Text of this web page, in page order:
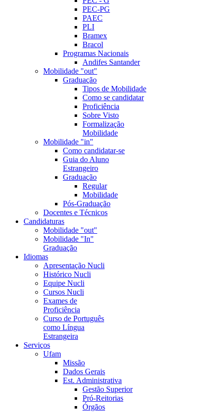
PEC-PG
PAEC
PLI
Bramex
Bracol
Programas Nacionais
Andifes Santander
Mobilidade "out"
Graduação
Tipos de Mobilidade
Como se candidatar
Proficiência
Sobre Visto
Formalização
Mobilidade
Mobilidade "in"
Como candidatar-se
Guia do Aluno
Estrangeiro
Graduação
Regular
Mobilidade
Pós-Graduação
Docentes e Técnicos
Candidaturas
Mobilidade "out"
Mobilidade "In"
Graduação
Idiomas
Apresentação Nucli
Histórico Nucli
Equipe Nucli
Cursos Nucli
Exames de
Proficiência
Curso de Português
como Língua
Estrangeira
Serviços
Ufam
Missão
Dados Gerais
Est. Administrativa
Gestão Superior
Pró-Reitorias
Órgãos